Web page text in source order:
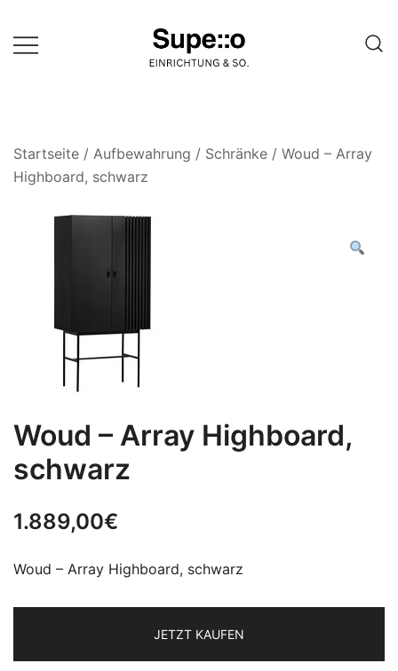
zum
Inhalt
einer Website
Startseite / Aufbewahrung / Schränke / Woud – Array
Highboard, schwarz
Woud – Array Highboard,
schwarz
1.889,00€
Woud – Array Highboard, schwarz
JETZT KAUFEN